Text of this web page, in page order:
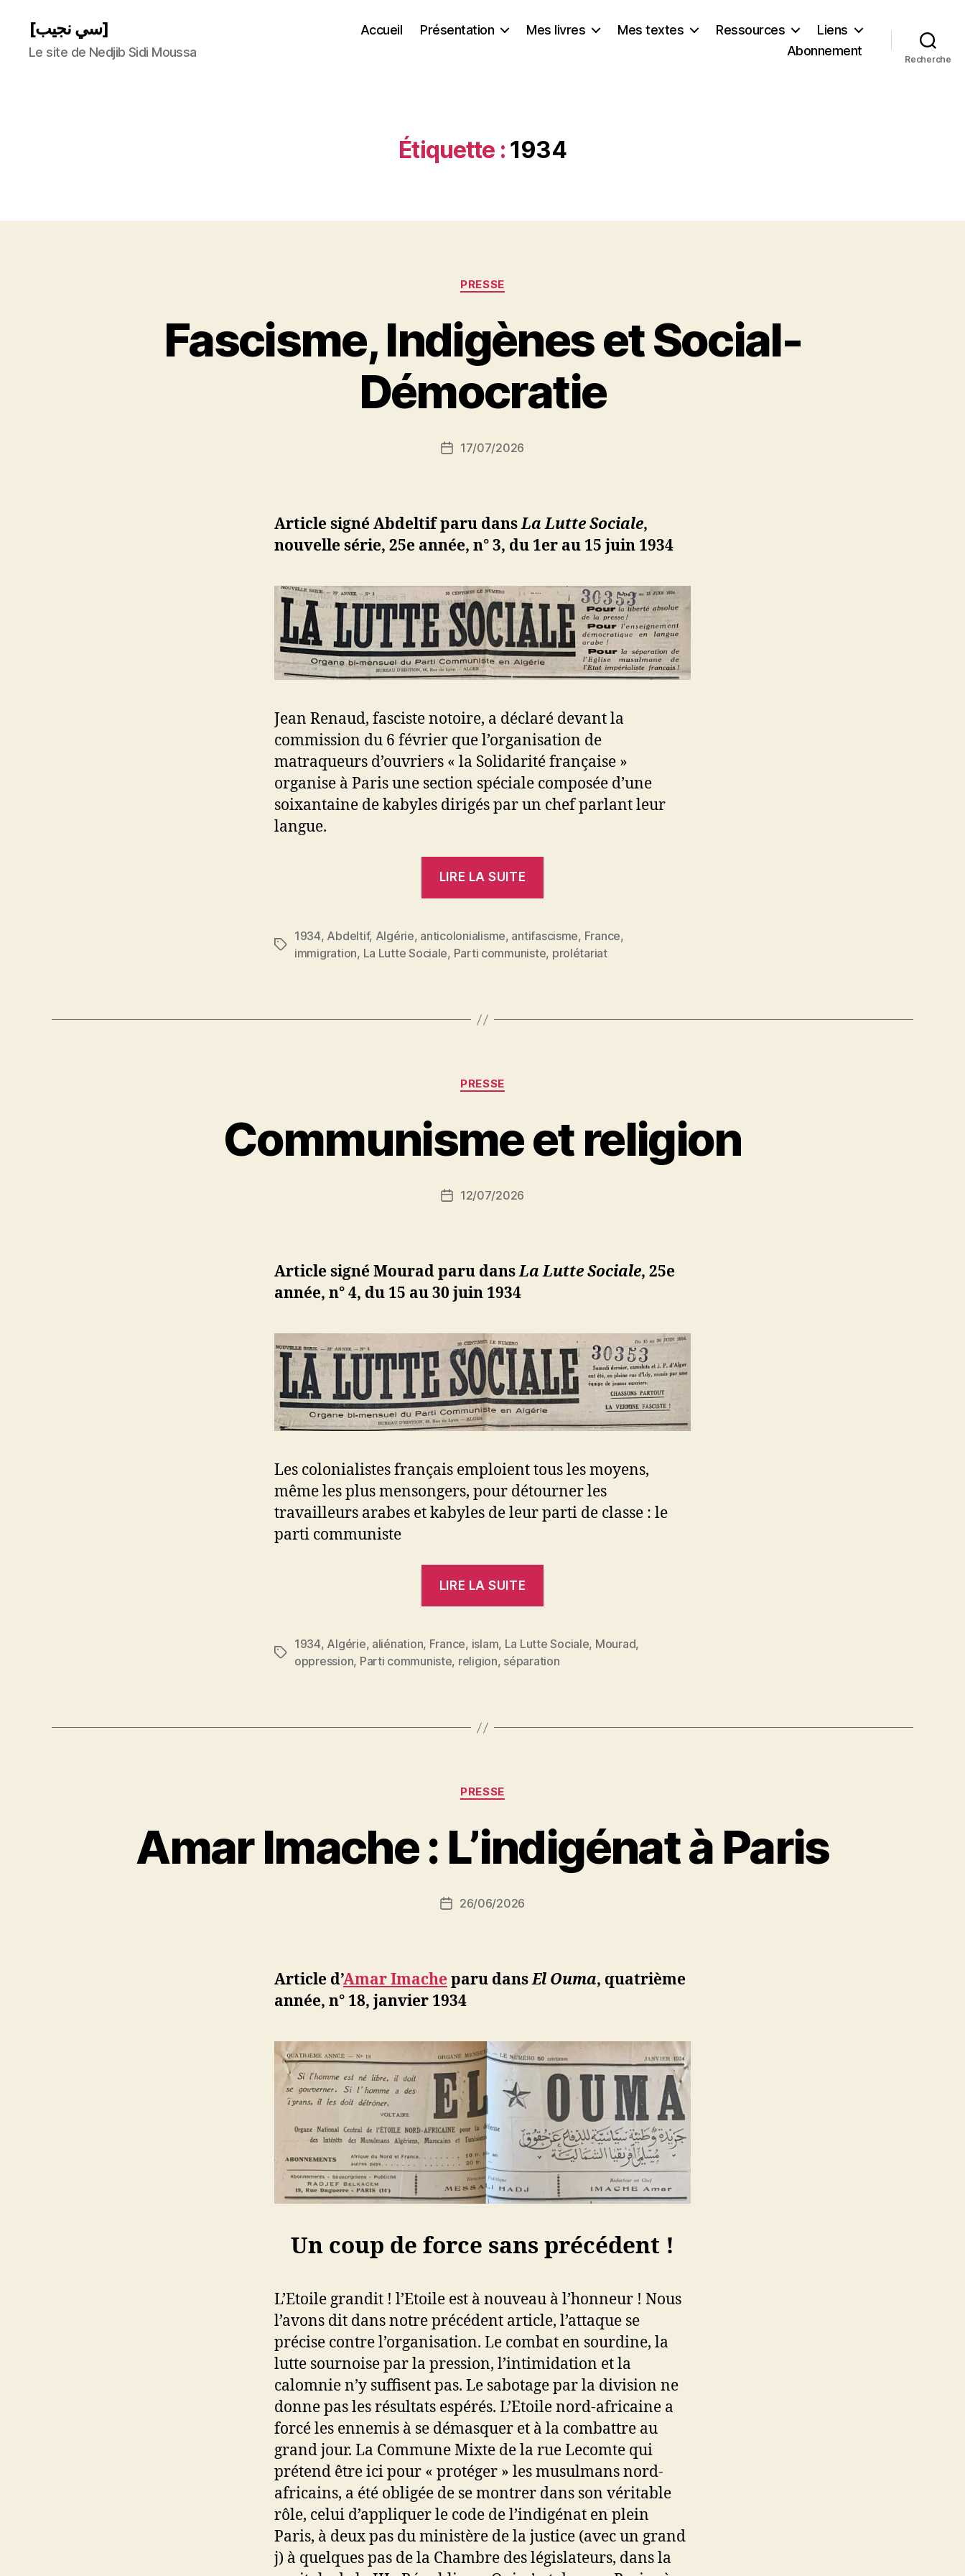
[سي نجيب]
Le site de Nedjib Sidi Moussa
Accueil Présentation Mes livres Mes textes Ressources
Liens
Abonnement
Recherche
Étiquette : 1934
Catégories
PRESSE
Fascisme, Indigènes et Social-
Démocratie
Auteur
N
b
Date17/07/2026
Article signé Abdeltif paru dansLa Lutte Sociale,
nouvelle série, 25e année, n° 3, du 1er au 15 juin 1934
Jean Renaud, fasciste notoire, a déclaré devant la
commission du 6 février que l’organisation de
matraqueurs d’ouvriers « la Solidarité française »
organise à Paris une section spéciale composée d’une
soixantaine de kabyles dirigés par un chef parlant leur
langue.
LIRE LA SUITE
Social-
Démocratie »
Étiquettes
1934, Abdeltif, Algérie, anticolonialisme, antifascisme, France,
immigration, La Lutte Sociale, Parti communiste, prolétariat
Catégories
PRESSE
Communisme et religion
Auteur
r
S
N
b
Date12/07/2026
Article signé Mourad paru dansLa Lutte Sociale, 25e
année, n° 4, du 15 au 30 juin 1934
Les colonialistes français emploient tous les moyens,
même les plus mensongers, pour détourner les
travailleurs arabes et kabyles de leur parti de classe : le
parti communiste
LIRE LA SUITE
Étiquettes
1934, Algérie, aliénation, France, islam, La Lutte Sociale, Mourad,
oppression, Parti communiste, religion, séparation
Catégories
PRESSE
Amar Imache : L’indigénat à Paris
Auteur
N
b
Date26/06/2026
Article d’Amar Imache paru dansEl Ouma, quatrième
année, n° 18, janvier 1934
Un coup de force sans précédent !
L’Etoile grandit ! l’Etoile est à nouveau à l’honneur ! Nous
l’avons dit dans notre précédent article, l’attaque se
précise contre l’organisation. Le combat en sourdine, la
lutte sournoise par la pression, l’intimidation et la
calomnie n’y suffisent pas. Le sabotage par la division ne
donne pas les résultats espérés. L’Etoile nord-africaine a
forcé les ennemis à se démasquer et à la combattre au
grand jour. La Commune Mixte de la rue Lecomte qui
prétend être ici pour « protéger » les musulmans nord-
africains, a été obligée de se montrer dans son véritable
rôle, celui d’appliquer le code de l’indigénat en plein
Paris, à deux pas du ministère de la justice (avec un grand
j) à quelques pas de la Chambre des législateurs, dans la